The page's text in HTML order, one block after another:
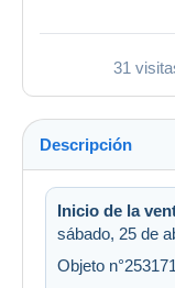
31
Descripción
Inicio de la
sábado, 25 de
Objeto